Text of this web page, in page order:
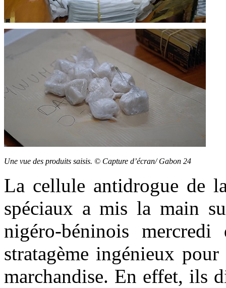
Une vue des produits saisis. © Capture d’écran/ Gabon 24
La cellule antidrogue de
spéciaux a mis la main
nigéro-béninois
stratagème ingénieux
marchandise. En effet, ils